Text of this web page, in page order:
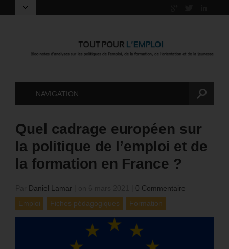
NAVIGATION
Quel cadrage européen sur
la politique de l’emploi et de
la formation en France ?
Daniel Lamar
0 Commentaire
Emploi
Fiches pédagogiques Formation